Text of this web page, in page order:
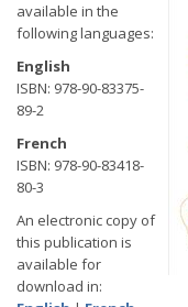
available in the
following languages:
English
ISBN: 978-90-83375-
89-2
French
ISBN: 978-90-83418-
80-3
An electronic copy of
this publication is
available for
download in: